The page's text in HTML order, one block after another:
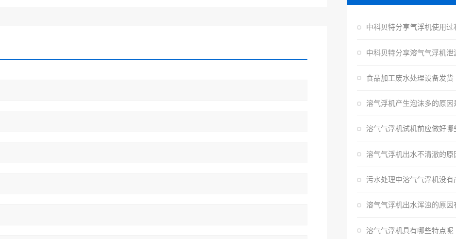
食品加工废水处理设备发货
溶气气浮机具有哪些特点呢